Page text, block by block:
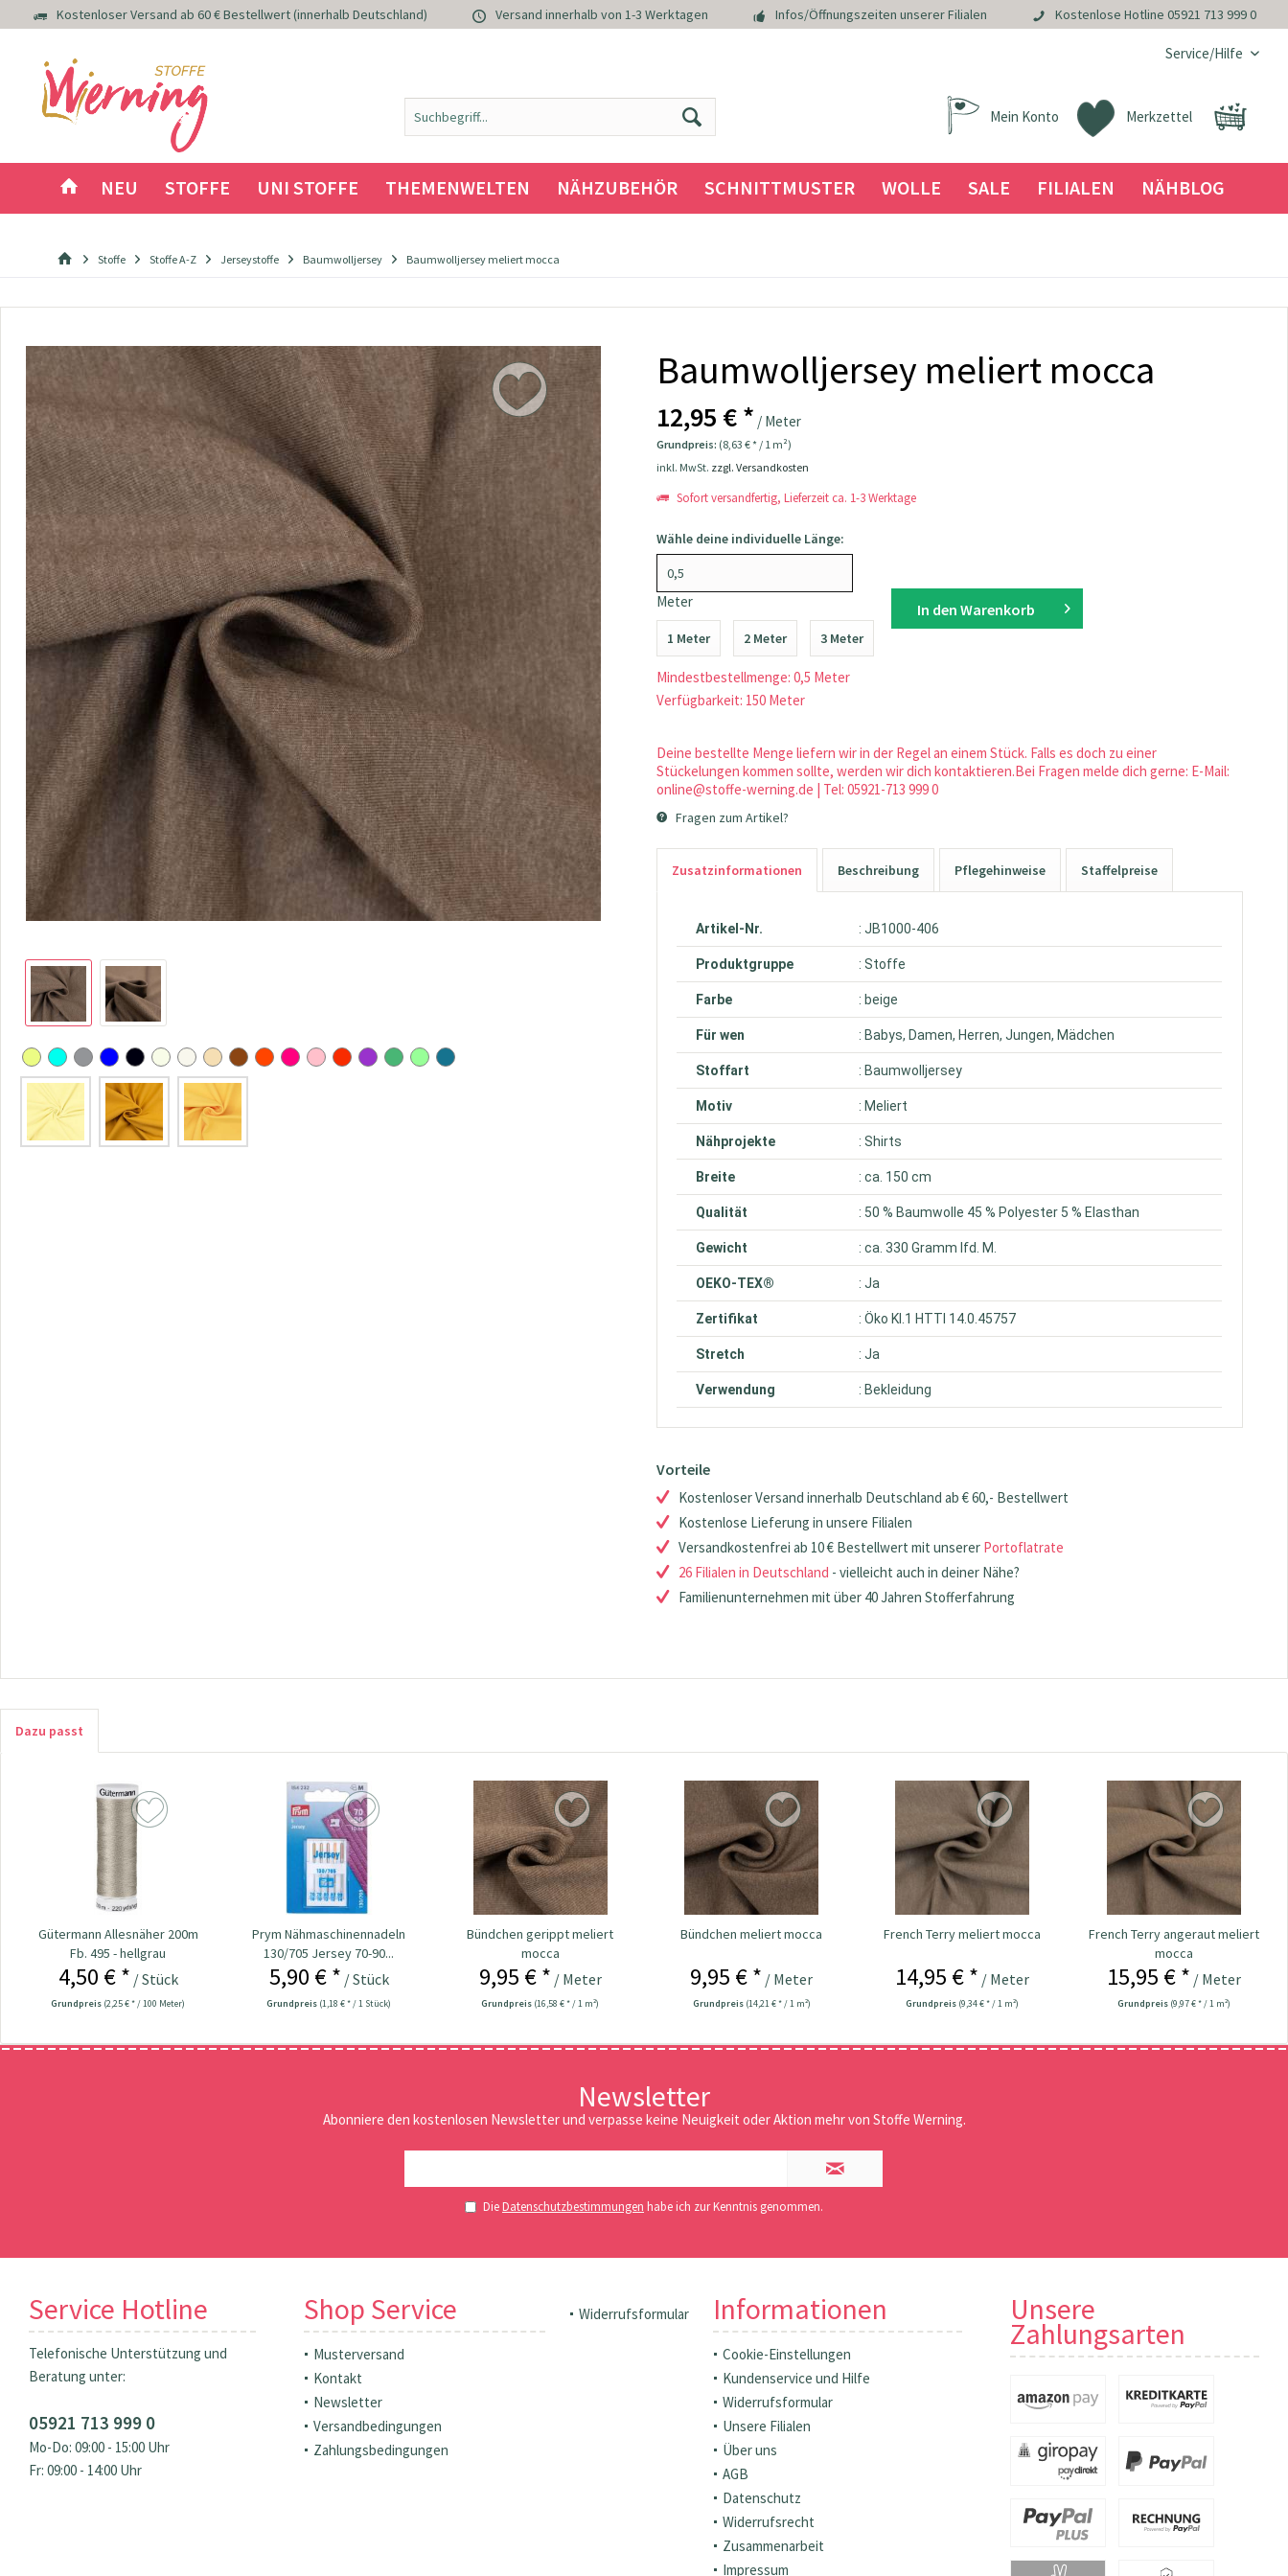
Kostenloser Versand ab 60 € Bestellwert (innerhalb Deutschland) Versand innerhalb von 1-3 Werktagen Infos/Öffnungszeiten unserer Filialen Kostenlose Hotline 05921 713 999 0
Service/Hilfe
Merkzettel
Mein Konto
NEU STOFFE UNI STOFFE THEMENWELTEN NÄHZUBEHÖR SCHNITTMUSTER WOLLE SALE FILIALEN NÄHBLOG
Stoffe Stoffe A-Z Jerseystoffe Baumwolljersey Baumwolljersey meliert mocca
Baumwolljersey meliert mocca
12,95 € * / Meter
Grundpreis: (8,63 € * / 1 m²)
inkl. MwSt. zzgl. Versandkosten
Sofort versandfertig, Lieferzeit ca. 1-3 Werktage
Wähle deine individuelle Länge:
Meter
1 Meter 2 Meter 3 Meter
Mindestbestellmenge: 0,5 Meter
Verfügbarkeit: 150 Meter
In den Warenkorb
Deine bestellte Menge liefern wir in der Regel an einem Stück. Falls es doch zu einer
Stückelungen kommen sollte, werden wir dich kontaktieren.Bei Fragen melde dich gerne: E-Mail:
online@stoffe-werning.de | Tel: 05921-713 999 0
Fragen zum Artikel?
Zusatzinformationen Beschreibung Pflegehinweise Staffelpreise
Artikel-Nr. : JB1000-406
Produktgruppe : Stoffe
Farbe : beige
Für wen : Babys, Damen, Herren, Jungen, Mädchen
Stoffart : Baumwolljersey
Motiv : Meliert
Nähprojekte : Shirts
Breite : ca. 150 cm
Qualität : 50 % Baumwolle 45 % Polyester 5 % Elasthan
Gewicht : ca. 330 Gramm lfd. M.
OEKO-TEX® : Ja
Zertifikat : Öko Kl.1 HTTI 14.0.45757
Stretch : Ja
Verwendung : Bekleidung
Vorteile
Kostenloser Versand innerhalb Deutschland ab € 60,- Bestellwert
Kostenlose Lieferung in unsere Filialen
Versandkostenfrei ab 10 € Bestellwert mit unserer Portoflatrate
26 Filialen in Deutschland - vielleicht auch in deiner Nähe?
Familienunternehmen mit über 40 Jahren Stofferfahrung
Dazu passt
Gütermann Allesnäher 200m
Fb. 495 - hellgrau
4,50 € * / Stück
Grundpreis (2,25 € * / 100 Meter)
Prym Nähmaschinennadeln
130/705 Jersey 70-90...
5,90 € * / Stück
Grundpreis (1,18 € * / 1 Stück)
Bündchen gerippt meliert
mocca
9,95 € * / Meter
Grundpreis (16,58 € * / 1 m²)
Bündchen meliert mocca
9,95 € * / Meter
Grundpreis (14,21 € * / 1 m²)
French Terry meliert mocca
14,95 € * / Meter
Grundpreis (9,34 € * / 1 m²)
French Terry angeraut meliert
mocca
15,95 € * / Meter
Grundpreis (9,97 € * / 1 m²)
Newsletter
Abonniere den kostenlosen Newsletter und verpasse keine Neuigkeit oder Aktion mehr von Stoffe Werning.
DieDatenschutzbestimmungen habe ich zur Kenntnis genommen.
Service Hotline
Telefonische Unterstützung und
Beratung unter:
05921 713 999 0
Mo-Do: 09:00 - 15:00 Uhr
Fr: 09:00 - 14:00 Uhr
Shop Service
Musterversand
Kontakt
Newsletter
Versandbedingungen
Zahlungsbedingungen
Widerrufsformular Informationen
Cookie-Einstellungen
Kundenservice und Hilfe
Widerrufsformular
Unsere Filialen
Über uns
AGB
Datenschutz
Widerrufsrecht
Zusammenarbeit
Impressum
Unsere
Zahlungsarten